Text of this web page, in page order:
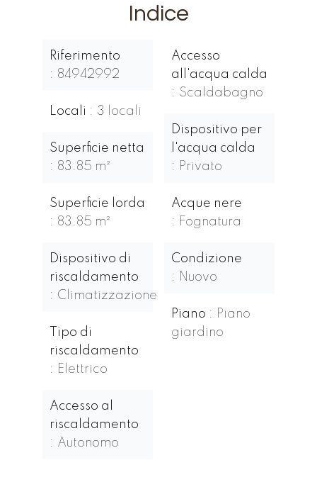
Indice
Riferimento
84942992
Locali 3 locali
Superficie netta
83.85 m²
Superficie lorda
83.85 m²
Dispositivo di
riscaldamento
Climatizzazione
Tipo di
riscaldamento
Elettrico
Accesso al
riscaldamento
Autonomo
Accesso
all'acqua calda
Scaldabagno
Dispositivo per
l'acqua calda
Privato
Acque nere
Fognatura
Condizione
Nuovo
Piano
Piano
giardino